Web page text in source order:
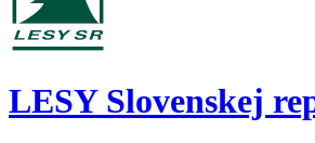
LESY Slovenskej